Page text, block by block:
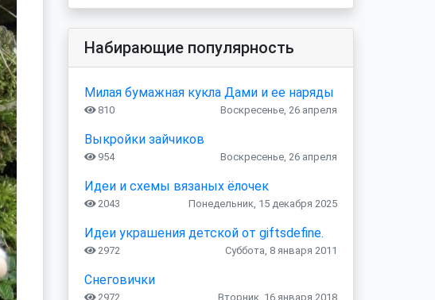
Набирающие популярность
Милая бумажная кукла Дами и ее наряды
810 Воскресенье, 26 апреля
Выкройки зайчиков
954 Воскресенье, 26 апреля
Идеи и схемы вязаных ёлочек
2043 Понедельник, 15 декабря 2025
Идеи украшения детской от giftsdefine.
2972 Суббота, 8 января 2011
Снеговички
2972 Вторник, 16 января 2018